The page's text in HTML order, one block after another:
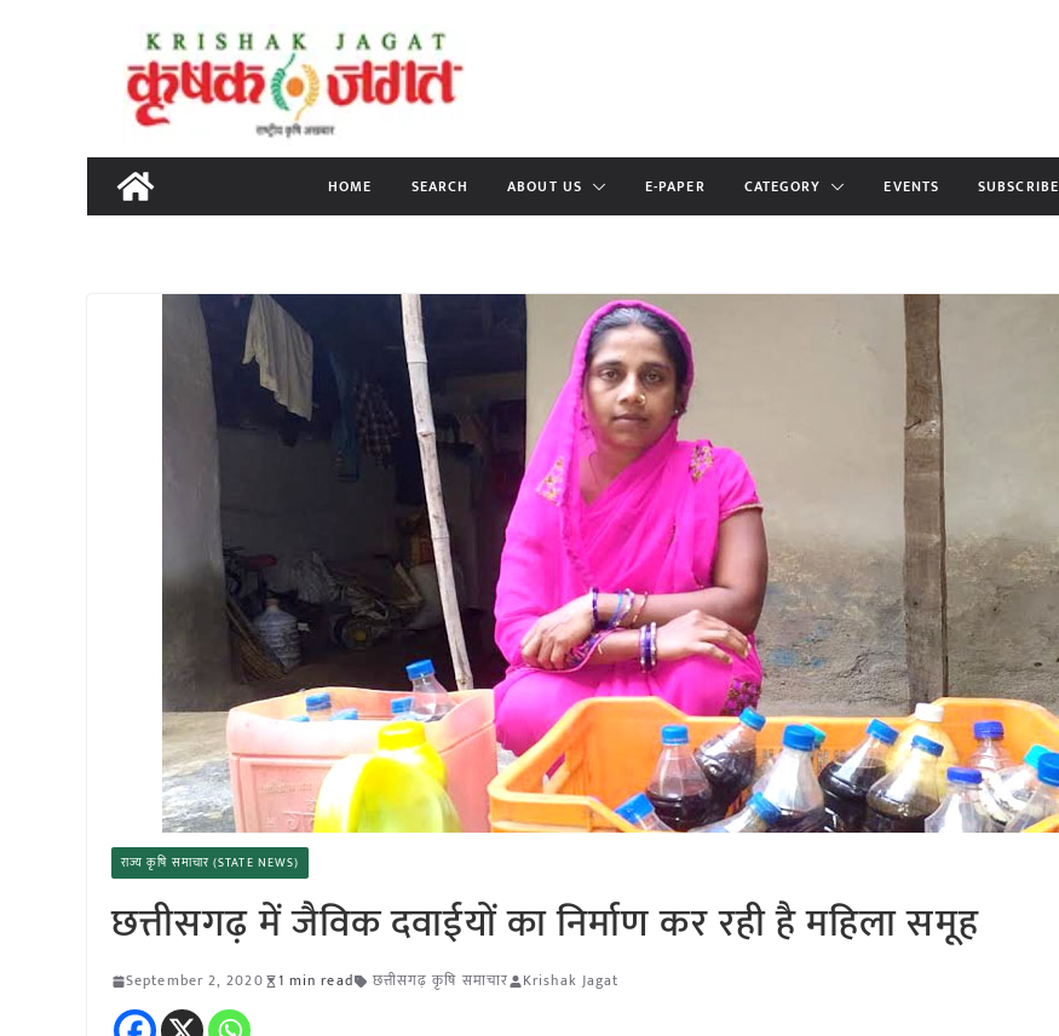
content
HOME SEARCH ABOUT US E-PAPER CATEGORY EVENTS SUBSCRIBE
राज्य कृषि समाचार (STATE NEWS)
छत्तीसगढ़ में जैविक दवाईयों का निर्माण कर रही है महिला समूह
September 2, 2020 1 min read छत्तीसगढ़ कृषि समाचार Krishak Jagat